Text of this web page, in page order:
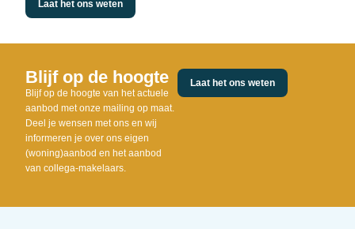
Laat het ons weten
Blijf op de hoogte
Blijf op de hoogte van het actuele
aanbod met onze mailing op maat.
Deel je wensen met ons en wij
informeren je over ons eigen
(woning)aanbod en het aanbod
van collega-makelaars.
Laat het ons weten